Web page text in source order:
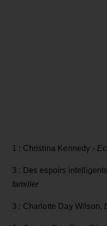
1 : Christina Kennedy -
3 : Des espoirs
familier
3 : Charlotte Day Wilson,